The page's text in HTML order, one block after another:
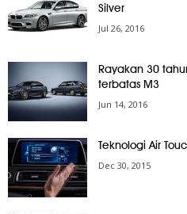
Silver
Jul 26, 2016
Rayakan 30
terbatas M3
Jun 14, 2016
Teknologi Air
Dec 30, 2015